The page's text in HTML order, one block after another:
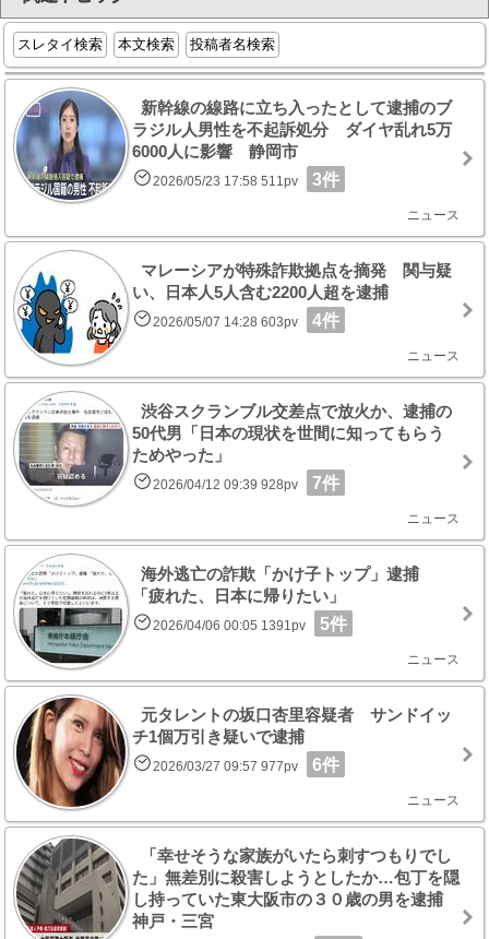
スレタイ検索 本文検索 投稿者名検索
新幹線の線路に立ち入ったとして逮捕のブ
ラジル人男性を不起訴処分 ダイヤ乱れ5万
6000人に影響 静岡市
2026/05/23 17:58 511pv 3件
ニュース
マレーシアが特殊詐欺拠点を摘発 関与疑
い、日本人5人含む2200人超を逮捕
2026/05/07 14:28 603pv 4件
ニュース
渋谷スクランブル交差点で放火か、逮捕の
50代男「日本の現状を世間に知ってもらう
ためやった」
2026/04/12 09:39 928pv 7件
ニュース
海外逃亡の詐欺「かけ子トップ」逮捕
「疲れた、日本に帰りたい」
2026/04/06 00:05 1391pv 5件
ニュース
元タレントの坂口杏里容疑者 サンドイッ
チ1個万引き疑いで逮捕
2026/03/27 09:57 977pv 6件
ニュース
「幸せそうな家族がいたら刺すつもりでし
た」無差別に殺害しようとしたか…包丁を隠
し持っていた東大阪市の３０歳の男を逮捕
神戸・三宮